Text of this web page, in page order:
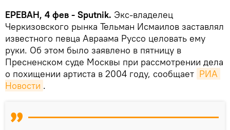
ЕРЕВАН, 4 фев - Sputnik. Экс-владелец
Черкизовского рынка Тельман Исмаилов заставлял
известного певца Авраама Руссо целовать ему
руки. Об этом было заявлено в пятницу в
Пресненском суде Москвы при рассмотрении дела
о похищении артиста в 2004 году, сообщает РИА
Новости .